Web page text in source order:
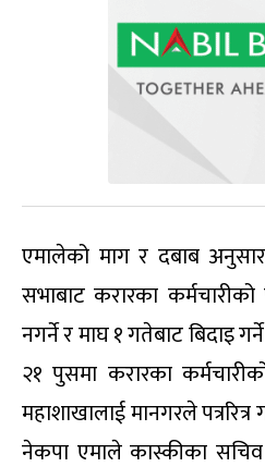
एमालेको माग र दबाब
सभाबाट करारका
नगर्ने र माघ १ गतेबाट बिदाइ
२१ पुसमा करारका
महाशाखालाई मानगरले
नेकपा एमाले कास्कीका